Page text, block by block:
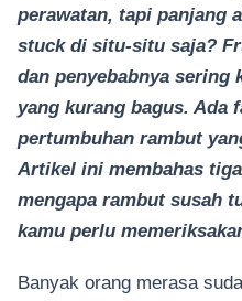
perawatan, tapi panjang
stuck di situ-situ saja?
dan penyebabnya sering
yang kurang bagus. Ada
pertumbuhan rambut
Artikel ini membahas
mengapa rambut susah
kamu perlu
Banyak orang merasa